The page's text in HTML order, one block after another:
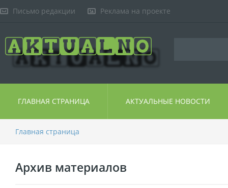
Письмо редакции Реклама на проекте
ГЛАВНАЯ СТРАНИЦА АКТУАЛЬНЫЕ НОВОСТИ
Главная страница
Архив материалов